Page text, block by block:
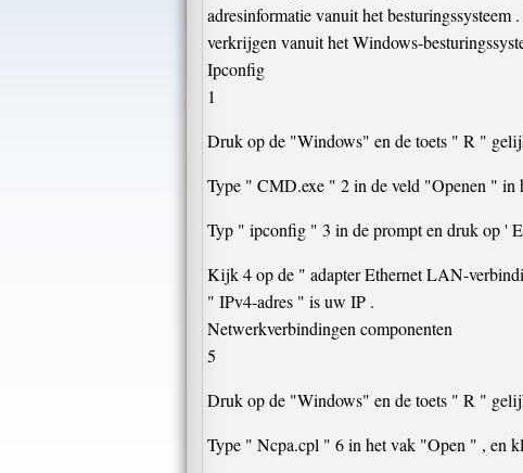
adresinformatie vanuit het
verkrijgen vanuit het Windows-
Ipconfig
1
Druk op de "Windows" en de toets " R "
Type " CMD.exe " 2 in de veld "Openen "
Typ " ipconfig " 3 in de prompt en druk op '
Kijk 4 op de " adapter Ethernet LAN-
" IPv4-adres " is uw IP .
Netwerkverbindingen componenten
5
Druk op de "Windows" en de toets " R "
Type " Ncpa.cpl " 6 in het vak "Open " , en